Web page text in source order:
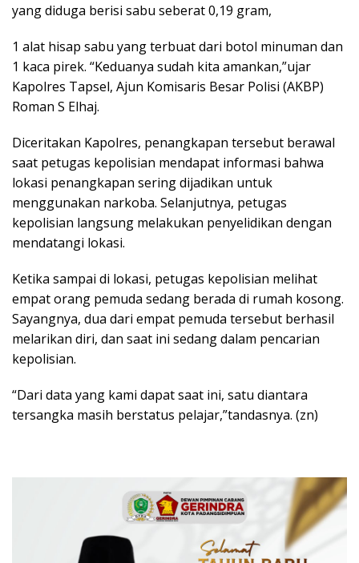
yang diduga berisi sabu seberat 0,19 gram,
1 alat hisap sabu yang terbuat dari botol minuman dan
1 kaca pirek. “Keduanya sudah kita amankan,”ujar
Kapolres Tapsel, Ajun Komisaris Besar Polisi (AKBP)
Roman S Elhaj.
Diceritakan Kapolres, penangkapan tersebut berawal
saat petugas kepolisian mendapat informasi bahwa
lokasi penangkapan sering dijadikan untuk
menggunakan narkoba. Selanjutnya, petugas
kepolisian langsung melakukan penyelidikan dengan
mendatangi lokasi.
Ketika sampai di lokasi, petugas kepolisian melihat
empat orang pemuda sedang berada di rumah kosong.
Sayangnya, dua dari empat pemuda tersebut berhasil
melarikan diri, dan saat ini sedang dalam pencarian
kepolisian.
“Dari data yang kami dapat saat ini, satu diantara
tersangka masih berstatus pelajar,”tandasnya. (zn)